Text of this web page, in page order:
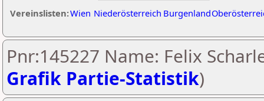
Vereinslisten:Wien Niederösterreich Burgenland
Pnr:145227 Name: Felix
Grafik Partie-Statistik)